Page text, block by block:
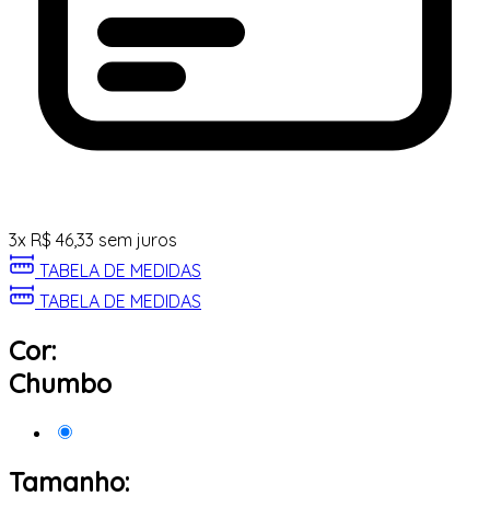
3x R$ 46,33 sem juros
TABELA DE MEDIDAS
TABELA DE MEDIDAS
Cor:
Chumbo
Tamanho: